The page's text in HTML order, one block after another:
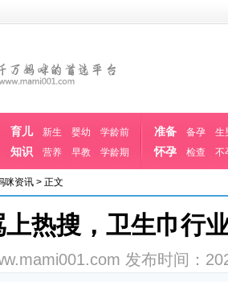
育儿
知识
新生 婴幼
学龄前
营养
早教 学龄期
准备
怀孕
备孕
生
检查
不
咪资讯 > 正文
热搜，卫生巾行
发布时间：